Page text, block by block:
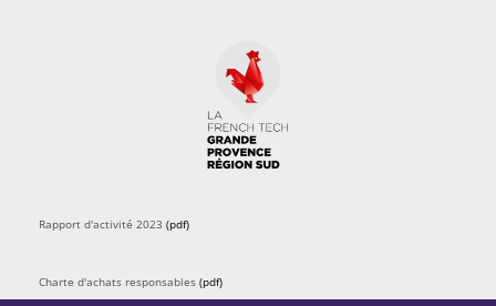
Rapport d'activité 2023 (pdf)
Charte d'achats responsables (pdf)